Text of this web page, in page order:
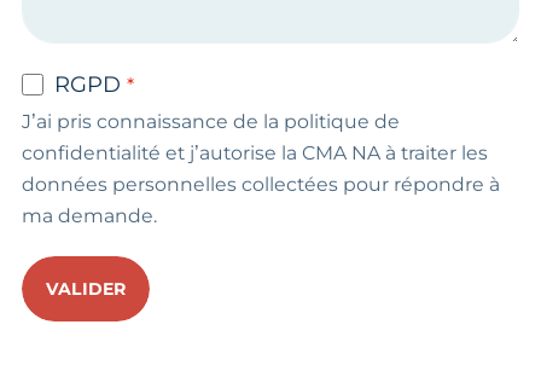
RGPD
J’ai pris connaissance de la politique de
confidentialité et j’autorise la CMA NA à traiter les
données personnelles collectées pour répondre à
ma demande.
VALIDER